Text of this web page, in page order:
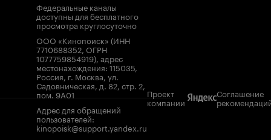
Федеральные каналы
доступны для бесплатного
просмотра круглосуточно
ООО «Кинопоиск» (ИНН
7710688352, ОГРН
1077759854919), адрес
местонахождения: 115035,
Россия, г. Москва, ул.
Садовническая, д. 82, стр. 2,
пом. 9А01
Адрес для обращений
пользователей:
kinopoisk@support.yandex.ru
Проект
компании
Соглашение